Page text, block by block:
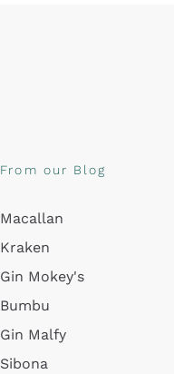
From our Blog
Macallan
Kraken
Gin Mokey's
Bumbu
Gin Malfy
Sibona